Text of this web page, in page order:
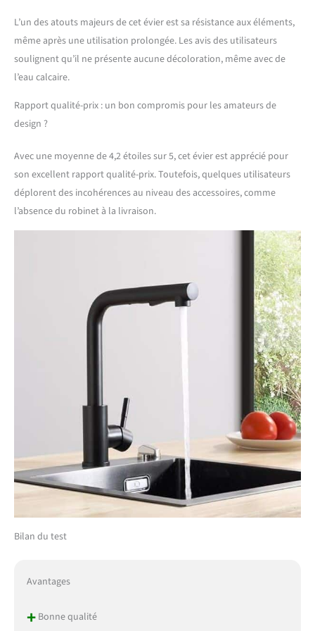
d'une étanchéité anti-
odeur qui isole les odeurs
et les moustiques par des
équipé d'une interface
de connecter le drain du
lave-vaisselle et d'autres
appareils de cuisine en
évier encastrable noir
travail, la taille de
l'ouverture de
l'installation est de 53 x 43
ccm, et il est recommandé
de travail d'une longueur
L’un des atouts majeurs de cet évier est sa résistance aux éléments,
même après une utilisation prolongée. Les avis des utilisateurs
soulignent qu’il ne présente aucune décoloration, même avec de
l’eau calcaire.
Rapport qualité-prix : un bon compromis pour les amateurs de
design ?
Avec une moyenne de 4,2 étoiles sur 5, cet évier est apprécié pour
son excellent rapport qualité-prix. Toutefois, quelques utilisateurs
déplorent des incohérences au niveau des accessoires, comme
l’absence du robinet à la livraison.
Bilan du test
Avantages
+Bonne qualité